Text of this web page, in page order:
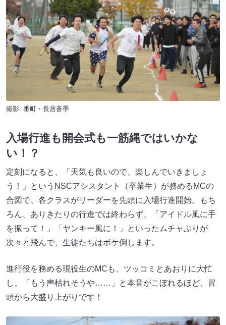
撮影: 番町・長居蒼季
入場行進も開会式も一筋縄ではいかな
い！？
定刻になると、「天気も良いので、楽しんでいきましょ
う！」というNSCアシスタント（卒業生）が務めるMCの
合図で、各クラスがリーダーを先頭に入場行進開始。もち
ろん、ありきたりの行進では終わらず、「アイドル風に手
を振って！」「ヤンキー風に！」といったムチャぶりが
次々と飛んで、生徒たちはボケ倒します。
進行役を務める現役生のMCも、ツッコミとあおりに大忙
し。「もう声枯れそうや……」と本音がこぼれるほど、冒
頭から大盛り上がりです！